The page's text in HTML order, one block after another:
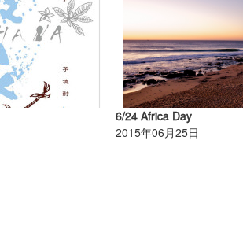
6/24 Africa Day
2015年06月25日